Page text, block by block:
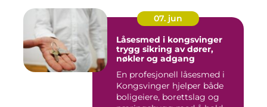
07. jun
Låsesmed i kongsvinger
trygg sikring av dører,
nøkler og adgang
En profesjonell låsesmed i
Kongsvinger hjelper både
boligeiere, borettslag og